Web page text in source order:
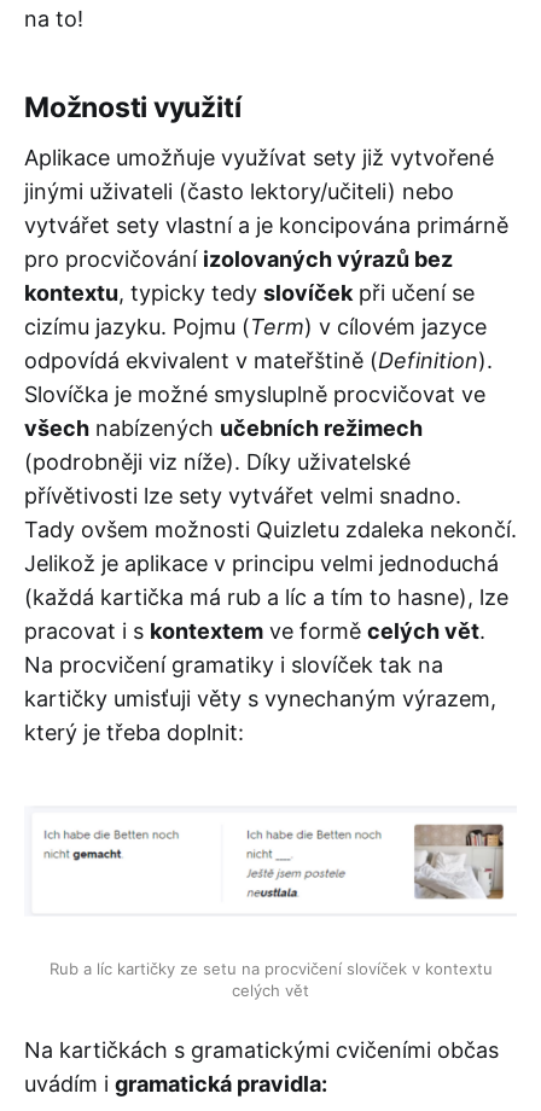
na to!
Možnosti využití
Aplikace umožňuje využívat sety již vytvořené
jinými uživateli (často lektory/učiteli) nebo
vytvářet sety vlastní a je koncipována primárně
pro procvičování izolovaných výrazů bez
kontextu, typicky tedy slovíček při učení se
cizímu jazyku. Pojmu (Term) v cílovém jazyce
odpovídá ekvivalent v mateřštině (Definition).
Slovíčka je možné smysluplně procvičovat ve
všech nabízených učebních režimech
(podrobněji viz níže). Díky uživatelské
přívětivosti lze sety vytvářet velmi snadno.
Tady ovšem možnosti Quizletu zdaleka nekončí.
Jelikož je aplikace v principu velmi jednoduchá
(každá kartička má rub a líc a tím to hasne), lze
pracovat i s kontextem ve formě celých vět.
Na procvičení gramatiky i slovíček tak na
kartičky umisťuji věty s vynechaným výrazem,
který je třeba doplnit:
Rub a líc kartičky ze setu na procvičení slovíček v kontextu
celých vět
Na kartičkách s gramatickými cvičeními občas
uvádím i gramatická pravidla: